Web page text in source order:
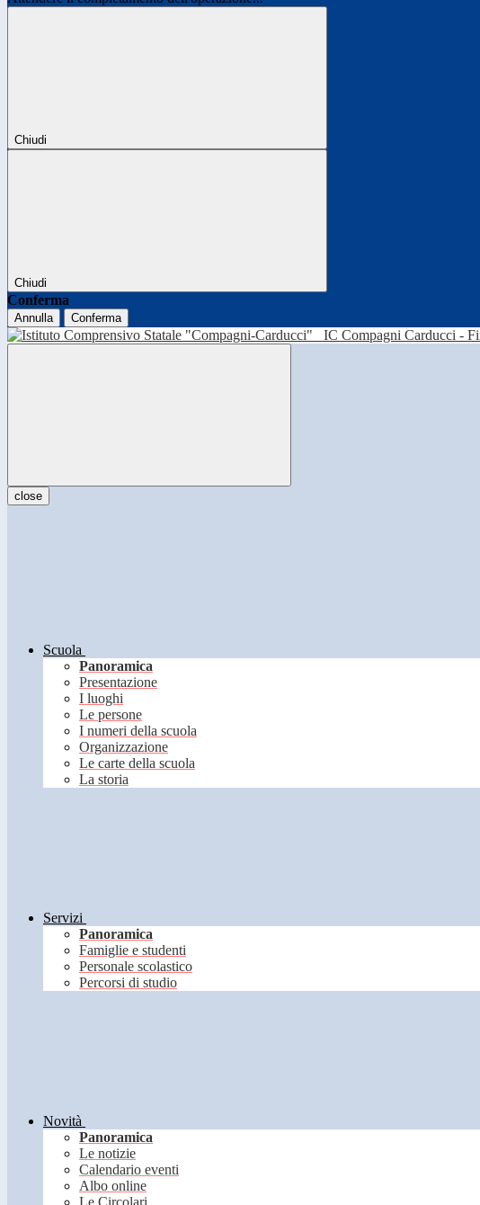
Chiudi
Chiudi
Conferma
Annulla Conferma
IC Compagni Carducci -
close
Scuola
Panoramica
Presentazione
I luoghi
Le persone
I numeri della scuola
Organizzazione
Le carte della scuola
La storia
Servizi
Panoramica
Famiglie e studenti
Personale scolastico
Percorsi di studio
Novità
Panoramica
Le notizie
Calendario eventi
Albo online